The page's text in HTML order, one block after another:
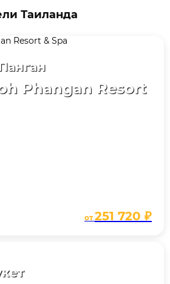
Таиланда
Phangan Resort
от251 720 ₽